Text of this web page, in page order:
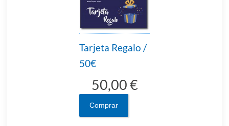
Tarjeta Regalo /
50€
50,00 €
Comprar